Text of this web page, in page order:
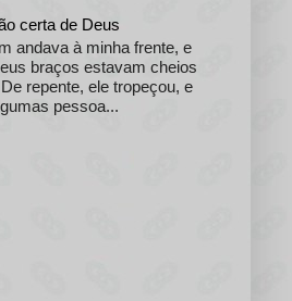
certa de Deus
andava à minha frente, e
braços estavam cheios
repente, ele tropeçou, e
pessoa...